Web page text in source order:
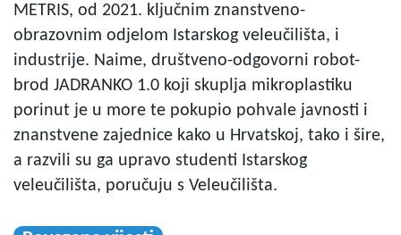
METRIS, od 2021. ključnim znanstveno-
obrazovnim odjelom Istarskog veleučilišta, i
industrije. Naime, društveno-odgovorni robot-
brod JADRANKO 1.0 koji skuplja mikroplastiku
porinut je u more te pokupio pohvale javnosti i
znanstvene zajednice kako u Hrvatskoj, tako i šire,
a razvili su ga upravo studenti Istarskog
veleučilišta, poručuju s Veleučilišta.